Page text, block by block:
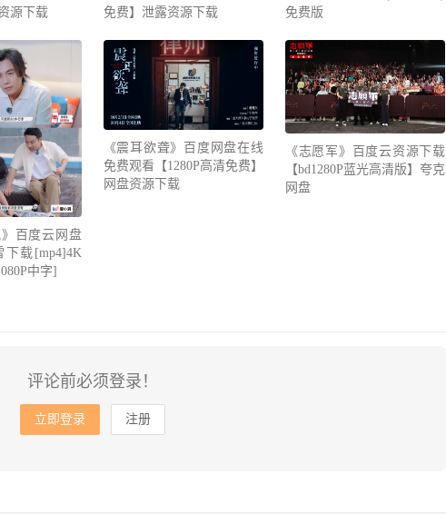
源下载
免费】泄露资源下载
免费版
》百度云网盘
载[mp4]4K
中字]
《震耳欲聋》百度网盘在线
免费观看【1280P高清免费】
网盘资源下载
《志愿军》百度云资源下载
【bd1280P蓝光高清版】夸克
网盘
评论前必须登录！
立即登录 注册